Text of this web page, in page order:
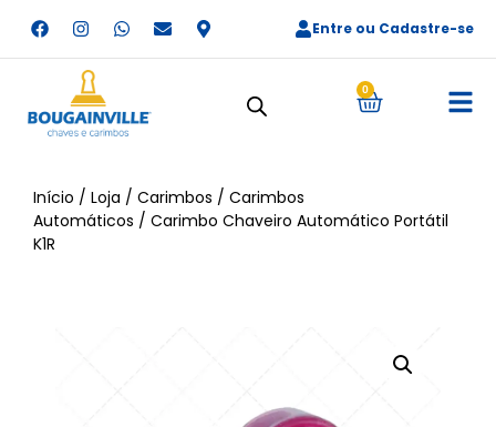
Entre ou Cadastre-se
0
Início / Loja / Carimbos / Carimbos
Automáticos / Carimbo Chaveiro Automático Portátil
K1R